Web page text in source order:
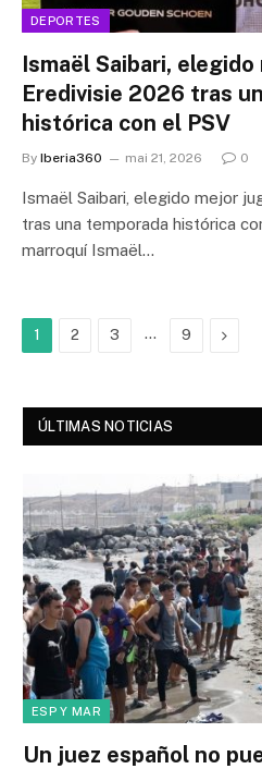
DEPORTES
Ismaël Saibari,
Eredivisie 2026 tras
histórica con el PSV
By Iberia360 mai 21, 2026 0
Ismaël Saibari, elegido mejor
tras una temporada histórica
marroquí Ismaël…
1 2 3 … 9 Next
ÚLTIMAS NOTICIAS
ESP Y MAR
Un juez español no